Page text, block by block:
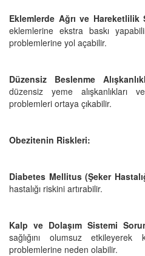
Eklemlerde Ağrı ve Hareketlilik
eklemlerine ekstra baskı
problemlerine yol açabilir.
Düzensiz Beslenme
düzensiz yeme alışkanlıkları
problemleri ortaya çıkabilir.
Obezitenin Riskleri:
Diabetes Mellitus (Şeker
hastalığı riskini artırabilir.
Kalp ve Dolaşım Sistemi
sağlığını olumsuz
problemlerine neden olabilir.